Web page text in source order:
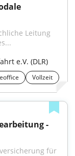
Leitung
e.V. (DLR)
Vollzeit
-
für